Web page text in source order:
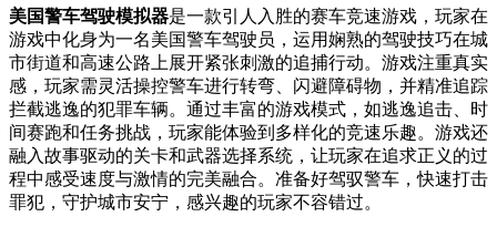
美国警车驾驶模拟器是一款引人入胜的赛车竞速游戏，玩家在
游戏中化身为一名美国警车驾驶员，运用娴熟的驾驶技巧在城
市街道和高速公路上展开紧张刺激的追捕行动。游戏注重真实
感，玩家需灵活操控警车进行转弯、闪避障碍物，并精准追踪
拦截逃逸的犯罪车辆。通过丰富的游戏模式，如逃逸追击、时
间赛跑和任务挑战，玩家能体验到多样化的竞速乐趣。游戏还
融入故事驱动的关卡和武器选择系统，让玩家在追求正义的过
程中感受速度与激情的完美融合。准备好驾驭警车，快速打击
罪犯，守护城市安宁，感兴趣的玩家不容错过。